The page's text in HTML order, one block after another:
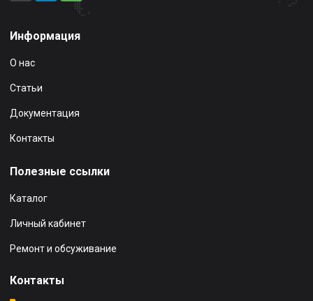
Информация
О нас
Статьи
Документация
Контакты
Полезные ссылки
Каталог
Личный кабинет
Ремонт и обсуживание
Контакты